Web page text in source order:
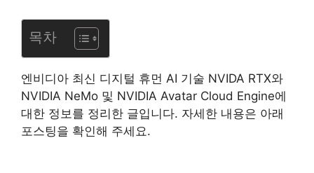
목차
엔비디아 최신 디지털 휴먼 AI 기술 NVIDA RTX와
NVIDIA NeMo 및 NVIDIA Avatar Cloud Engine에
대한 정보를 정리한 글입니다. 자세한 내용은 아래
포스팅을 확인해 주세요.